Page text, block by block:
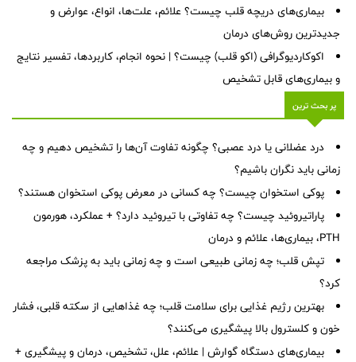
بیماری‌های دریچه قلب چیست؟ علائم، علت‌ها، انواع، عوارض و
جدیدترین روش‌های درمان
اکوکاردیوگرافی (اکو قلب) چیست؟ | نحوه انجام، کاربردها، تفسیر نتایج
و بیماری‌های قابل تشخیص
پر بحث ترین
درد عضلانی یا درد عصبی؟ چگونه تفاوت آن‌ها را تشخیص دهیم و چه
زمانی باید نگران باشیم؟
پوکی استخوان چیست؟ چه کسانی در معرض پوکی استخوان هستند؟
پاراتیروئید چیست؟ چه تفاوتی با تیروئید دارد؟ + عملکرد، هورمون
PTH، بیماری‌ها، علائم و درمان
تپش قلب؛ چه زمانی طبیعی است و چه زمانی باید به پزشک مراجعه
کرد؟
بهترین رژیم غذایی برای سلامت قلب؛ چه غذاهایی از سکته قلبی، فشار
خون و کلسترول بالا پیشگیری می‌کنند؟
بیماری‌های دستگاه گوارش | علائم، علل، تشخیص، درمان و پیشگیری +